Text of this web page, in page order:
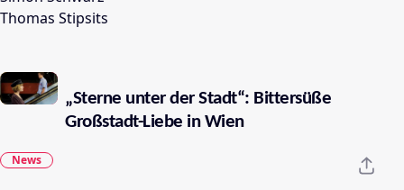
Thomas Stipsits
„Sterne unter der Stadt“: Bittersüße
Großstadt-Liebe in Wien
News